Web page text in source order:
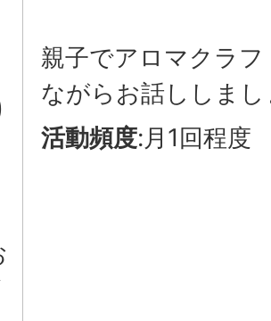
親子でアロマクラ
ながらお話ししま
活動頻度:月1回程度